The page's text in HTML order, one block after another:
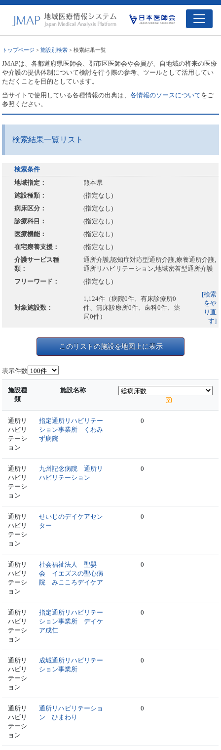
トップページ >施設別検索 > 検索結果一覧
JMAPは、各都道府県医師会、郡市区医師会や会員が、自地域の将来の医療
や介護の提供体制について検討を行う際の参考、ツールとして活用してい
ただくことを目的としています。
当サイトで使用している各種情報の出典は、各情報のソースについてをご
参照ください。
検索結果一覧リスト
検索条件
地域指定：
熊本県
施設種類：
(指定なし)
病床区分：
(指定なし)
診療科目：
(指定なし)
医療機能：
(指定なし)
在宅療養支援：
(指定なし)
介護サービス種
類：
通所介護,認知症対応型通所介護,療養通所介護,
通所リハビリテーション,地域密着型通所介護
フリーワード：
(指定なし)
対象施設数：
1,124件（病院0件、有床診療所0
件、無床診療所0件、歯科0件、薬
局0件）
[検索
をや
り直
す]
このリストの施設を地図上に表示
表示件数
施設種
類
施設名称
通所リ
ハビリ
テーシ
ョン
指定通所リハビリテー
ション事業所 くわみ
ず病院
0
通所リ
ハビリ
テーシ
ョン
九州記念病院 通所リ
ハビリテーション
0
通所リ
ハビリ
テーシ
ョン
せいじのデイケアセン
ター
0
通所リ
ハビリ
テーシ
ョン
社会福祉法人 聖嬰
会 イエズスの聖心病
院 みこころデイケア
0
通所リ
ハビリ
テーシ
ョン
指定通所リハビリテー
ション事業所 デイケ
ア成仁
0
通所リ
ハビリ
テーシ
ョン
成城通所リハビリテー
ション事業所
0
通所リ
ハビリ
テーシ
ョン
通所リハビリテーショ
ン ひまわり
0